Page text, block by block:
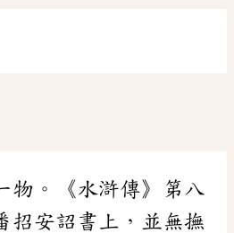
物。《水滸傳》第八
招安詔書上，並無撫